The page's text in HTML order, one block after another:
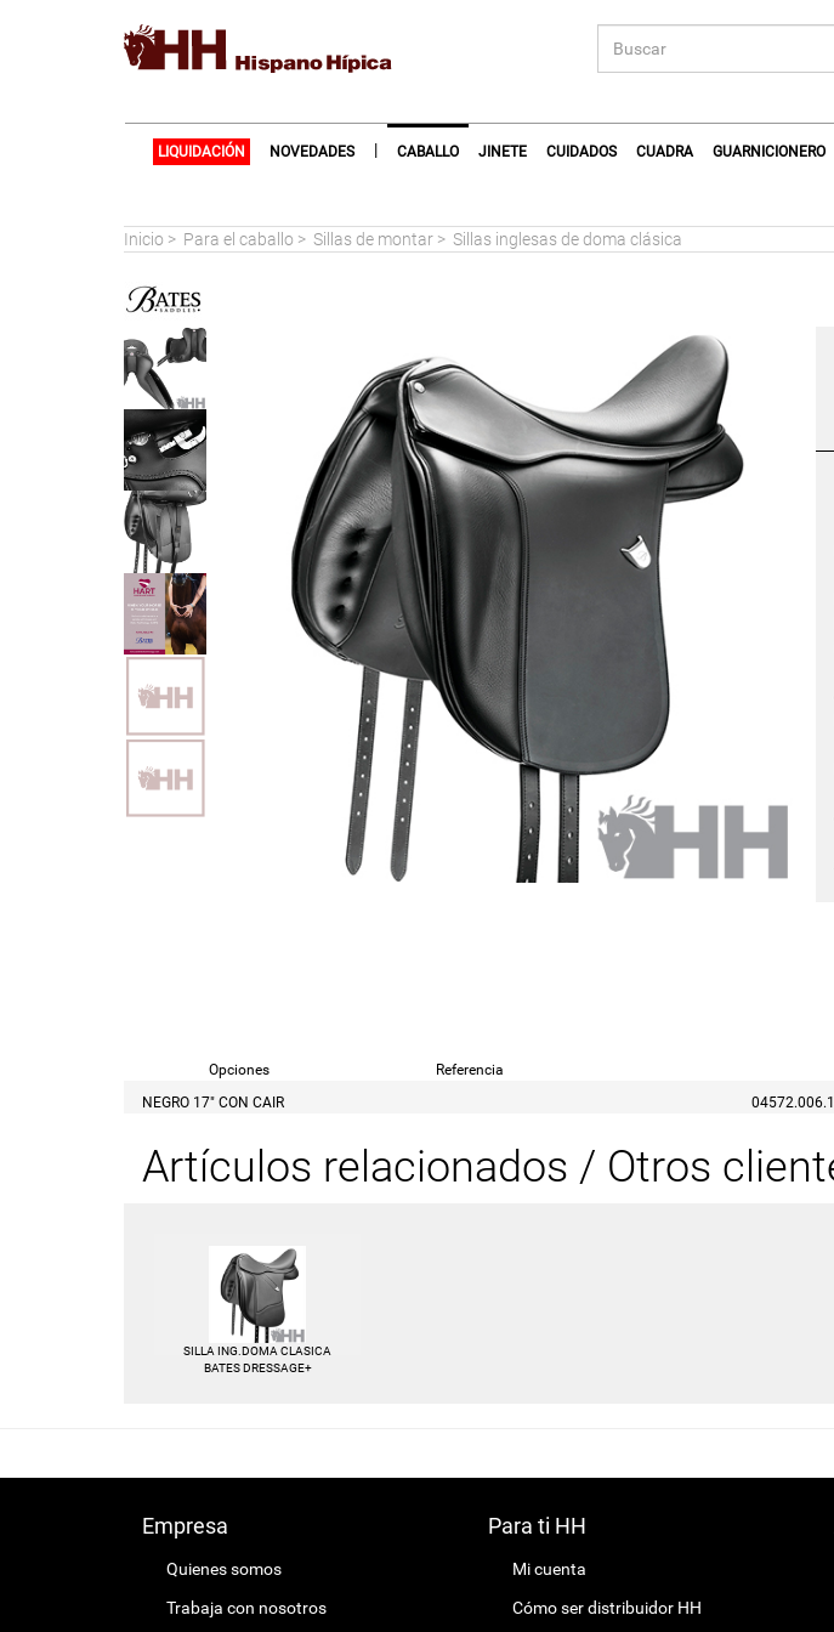
LIQUIDACIÓN NOVEDADES | CABALLO JINETE CUIDADOS CUADRA GUARNICIONERO
Inicio > Para el caballo > Sillas de montar > Sillas inglesas de doma clásica
Opciones
Referencia
NEGRO 17" CON CAIR
Artículos relacionados / Otros
SILLA ING.DOMA CLASICA
BATES DRESSAGE+
Empresa
Quienes somos
Trabaja con nosotros
Para ti HH
Mi cuenta
Cómo ser distribuidor HH